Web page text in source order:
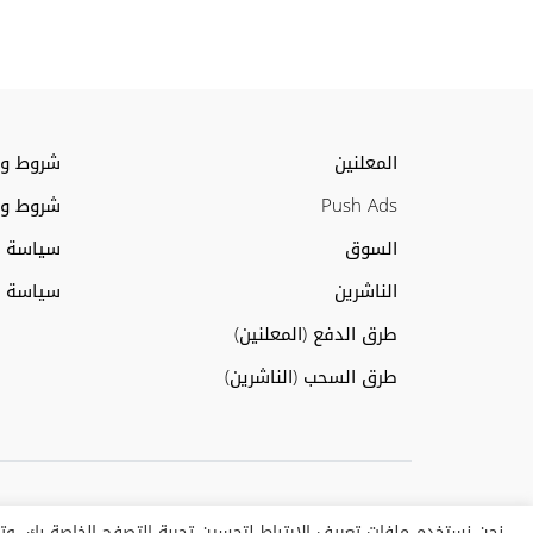
المعلنين
Push Ads
السوق
الناشرين
طرق الدفع (المعلنين)
طرق السحب (الناشرين)
شروط
شروط
سياسة
سياسة